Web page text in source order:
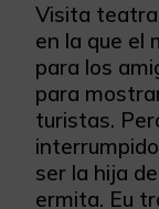
Visita
en la que el
para los
para
turistas.
ser la hija
ermita. Eu